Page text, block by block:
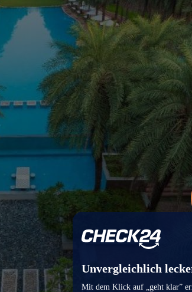
Unvergleichlich
Mit dem Klick auf „geht klar”